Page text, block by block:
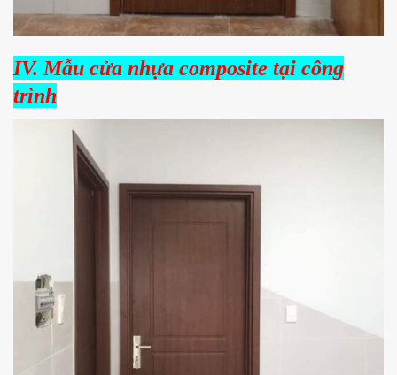
IV. Mẫu cửa nhựa composite tại công
trình